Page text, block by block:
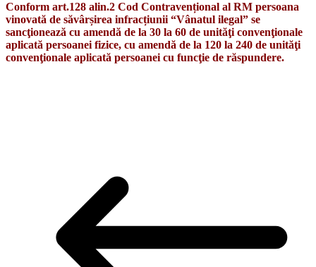
Conform art.128 alin.2 Cod Contravențional al RM persoana
vinovată de săvârșirea infracțiunii “Vânatul ilegal” se
sancţionează cu amendă de la 30 la 60 de unităţi convenţionale
aplicată persoanei fizice, cu amendă de la 120 la 240 de unităţi
convenţionale aplicată persoanei cu funcţie de răspundere.